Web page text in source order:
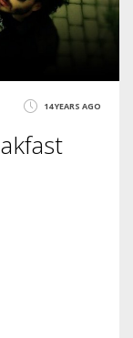
14 YEARS AGO